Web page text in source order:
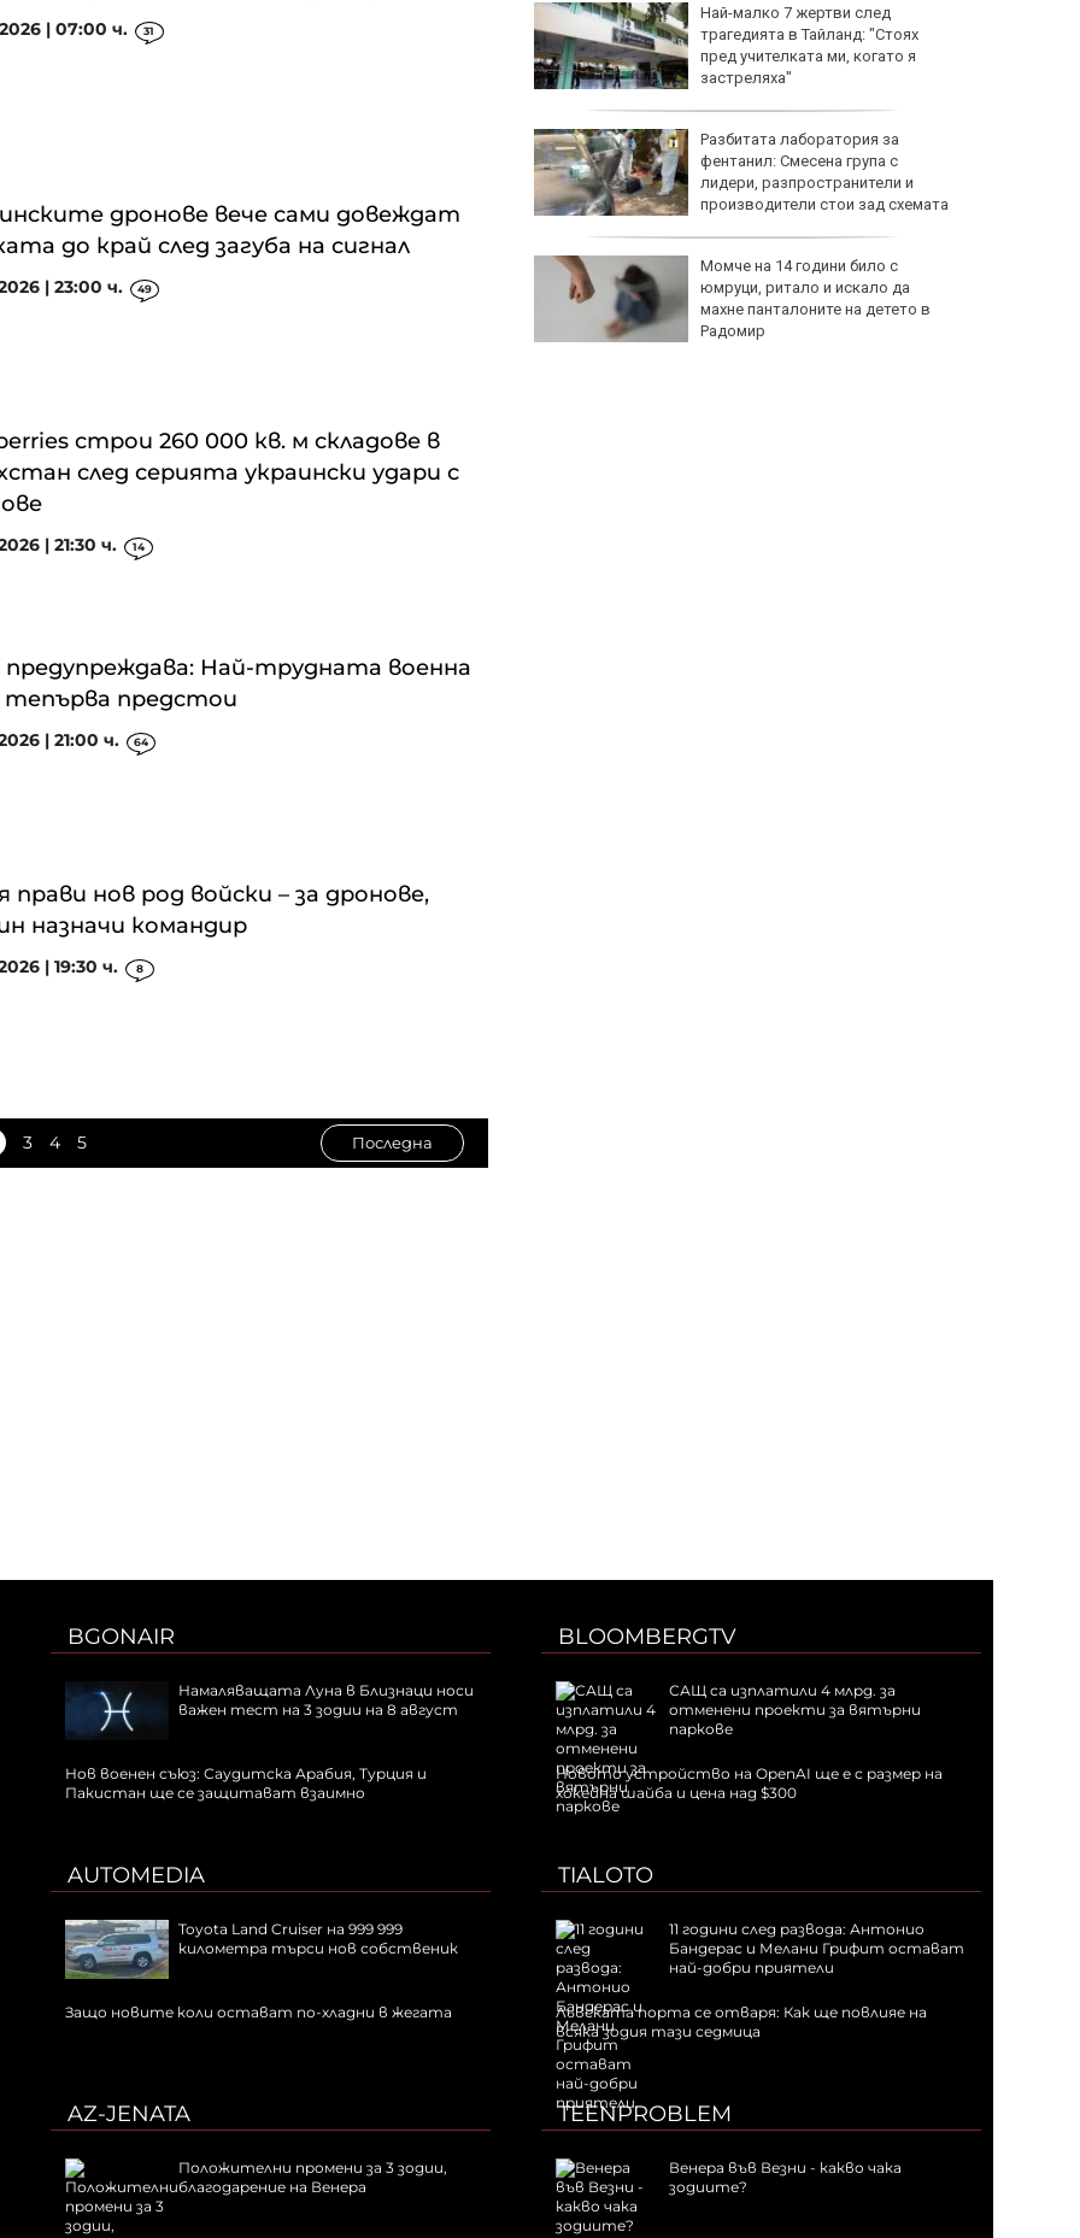
| 07:00 ч. 31
дронове вече сами довеждат
до край след загуба на сигнал
| 23:00 ч. 49
строи 260 000 кв. м складове в
след серията украински удари с
| 21:30 ч. 14
предупреждава: Най-трудната военна
тепърва предстои
| 21:00 ч. 64
прави нов род войски – за дронове,
назначи командир
| 19:30 ч. 8
3 4 5 Последна
Най-малко 7 жертви след
трагедията в Тайланд: "Стоях
пред учителката ми, когато я
застреляха"
Разбитата лаборатория за
фентанил: Смесена група с
лидери, разпространители и
производители стои зад схемата
Момче на 14 години било с
юмруци, ритало и искало да
махне панталоните на детето в
Радомир
BGONAIR
Намаляващата Луна в Близнаци носи
важен тест на 3 зодии на 8 август
Нов военен съюз: Саудитска Арабия, Турция и
Пакистан ще се защитават взаимно
BLOOMBERGTV
САЩ са изплатили 4 млрд. за
отменени проекти за вятърни
паркове
Новото устройство на OpenAI ще е с размер на
хокейна шайба и цена над $300
AUTOMEDIA
Toyota Land Cruiser на 999 999
километра търси нов собственик
Защо новите коли остават по-хладни в жегата
TIALOTO
11 години след развода: Антонио
Бандерас и Мелани Грифит остават
най-добри приятели
Лъвската порта се отваря: Как ще повлияе на
всяка зодия тази седмица
AZ-JENATA
Положителни промени за 3 зодии,
благодарение на Венера
TEENPROBLEM
Венера във Везни - какво чака
зодиите?